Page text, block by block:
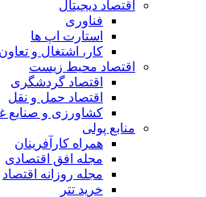
اقتصاد دیجیتال
فناوری
استارت اپ ها
کار، اشتغال و تعاون
اقتصاد محیط زیست
اقتصاد گردشگری
اقتصاد حمل و نقل
کشاورزی و صنایع
منابع پولی
همراه کارآفرینان
مجله افق اقتصادی
مجله روزانه اقتصاد
خرید تتر